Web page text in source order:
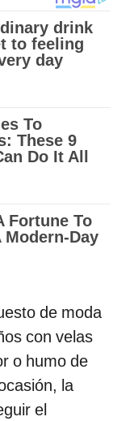
de moda
con velas
o humo de
la
el